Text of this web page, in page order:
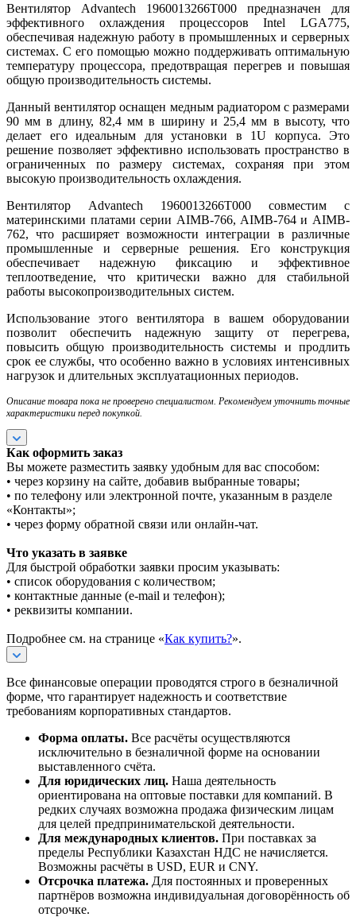
Вентилятор Advantech 1960013266T000 предназначен для
эффективного охлаждения процессоров Intel LGA775,
обеспечивая надежную работу в промышленных и серверных
системах. С его помощью можно поддерживать оптимальную
температуру процессора, предотвращая перегрев и повышая
общую производительность системы.
Данный вентилятор оснащен медным радиатором с размерами
90 мм в длину, 82,4 мм в ширину и 25,4 мм в высоту, что
делает его идеальным для установки в 1U корпуса. Это
решение позволяет эффективно использовать пространство в
ограниченных по размеру системах, сохраняя при этом
высокую производительность охлаждения.
Вентилятор Advantech 1960013266T000 совместим с
материнскими платами серии AIMB-766, AIMB-764 и AIMB-
762, что расширяет возможности интеграции в различные
промышленные и серверные решения. Его конструкция
обеспечивает надежную фиксацию и эффективное
теплоотведение, что критически важно для стабильной
работы высокопроизводительных систем.
Использование этого вентилятора в вашем оборудовании
позволит обеспечить надежную защиту от перегрева,
повысить общую производительность системы и продлить
срок ее службы, что особенно важно в условиях интенсивных
нагрузок и длительных эксплуатационных периодов.
Описание товара пока не проверено специалистом. Рекомендуем уточнить точные
характеристики перед покупкой.
Как оформить заказ
Вы можете разместить заявку удобным для вас способом:
• через корзину на сайте, добавив выбранные товары;
• по телефону или электронной почте, указанным в разделе
«Контакты»;
• через форму обратной связи или онлайн-чат.
Что указать в заявке
Для быстрой обработки заявки просим указывать:
• список оборудования с количеством;
• контактные данные (e-mail и телефон);
• реквизиты компании.
Подробнее см. на странице «Как купить?».
Все финансовые операции проводятся строго в безналичной
форме, что гарантирует надежность и соответствие
требованиям корпоративных стандартов.
Форма оплаты. Все расчёты осуществляются
исключительно в безналичной форме на основании
выставленного счёта.
Для юридических лиц. Наша деятельность
ориентирована на оптовые поставки для компаний. В
редких случаях возможна продажа физическим лицам
для целей предпринимательской деятельности.
Для международных клиентов. При поставках за
пределы Республики Казахстан НДС не начисляется.
Возможны расчёты в USD, EUR и CNY.
Отсрочка платежа. Для постоянных и проверенных
партнёров возможна индивидуальная договорённость об
отсрочке.